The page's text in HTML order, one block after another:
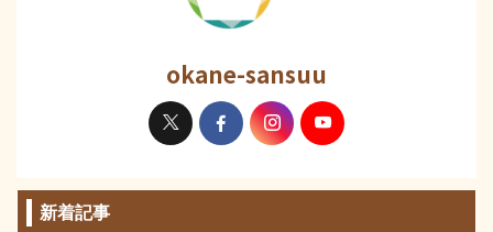
okane-sansuu
新着記事